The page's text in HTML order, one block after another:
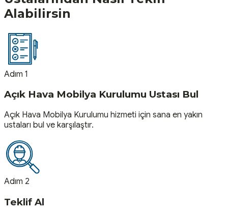
Alabilirsin
Adım 1
Açık Hava Mobilya Kurulumu Ustası Bul
Açık Hava Mobilya Kurulumu hizmeti için sana en yakın
ustaları bul ve karşılaştır.
Adım 2
Teklif Al